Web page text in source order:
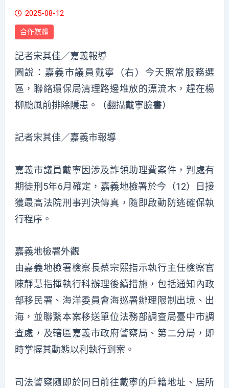
2025-08-12
合作媒體
記者宋其佳／嘉義報導
圖說：嘉義市議員戴寧（右）今天照常服務選
區，聯絡環保局清理路邊堆放的漂流木，趕在楊
柳颱風前排除隱患。（翻攝戴寧臉書）
記者宋其佳／嘉義市報導
嘉義市議員戴寧因涉及詐領助理費案件，判處有
期徒刑5年6月確定，嘉義地檢署於今（12）日接
獲最高法院刑事判決傳真，隨即啟動防逃確保執
行程序。
嘉義地檢署外觀
由嘉義地檢署檢察長蔡宗熙指示執行主任檢察官
陳靜慧指揮執行科辦理後續措施，包括通知內政
部移民署、海洋委員會海巡署辦理限制出境、出
海，並聯繫本案移送單位法務部調查局臺中市調
查處，及轄區嘉義市政府警察局、第二分局，即
時掌握其動態以利執行到案。
司法警察隨即於同日前往戴寧的戶籍地址、居所